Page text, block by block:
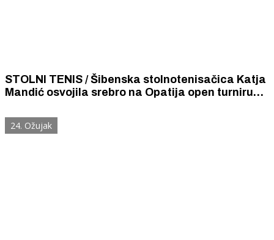
STOLNI TENIS / Šibenska stolnotenisačica Katja
Mandić osvojila srebro na Opatija open turniru
iz Južne Koreje
24. Ožujak